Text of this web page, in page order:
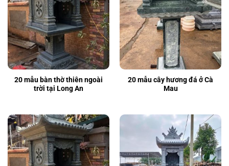
20 mẫu bàn thờ thiên ngoài
trời tại Long An
20 mẫu cây hương đá ở Cà
Mau